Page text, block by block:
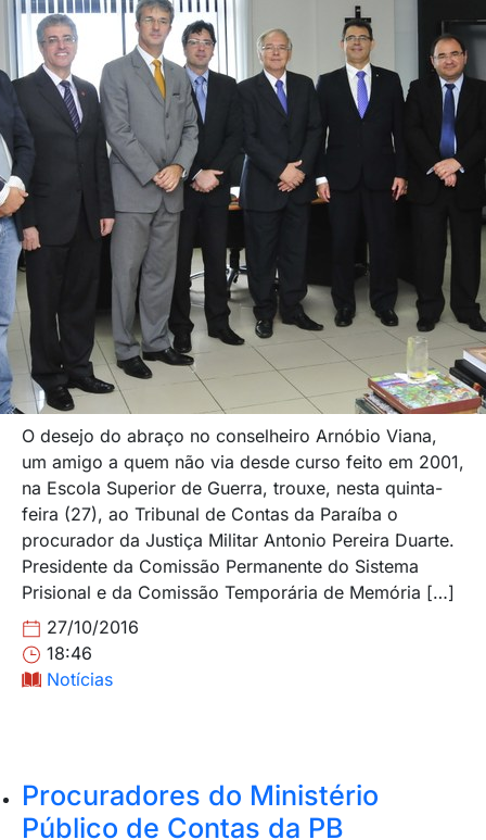
O desejo do abraço no conselheiro Arnóbio Viana,
um amigo a quem não via desde curso feito em 2001,
na Escola Superior de Guerra, trouxe, nesta quinta-
feira (27), ao Tribunal de Contas da Paraíba o
procurador da Justiça Militar Antonio Pereira Duarte.
Presidente da Comissão Permanente do Sistema
Prisional e da Comissão Temporária de Memória […]
27/10/2016
18:46
Notícias
Procuradores do Ministério
Público de Contas da PB